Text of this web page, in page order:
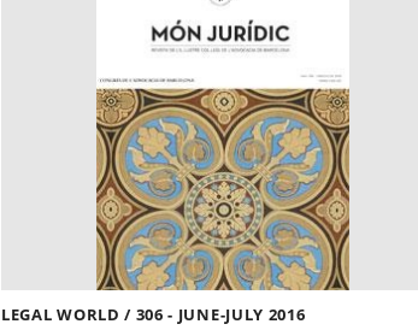
LEGAL WORLD / 306 - JUNE-JULY 2016